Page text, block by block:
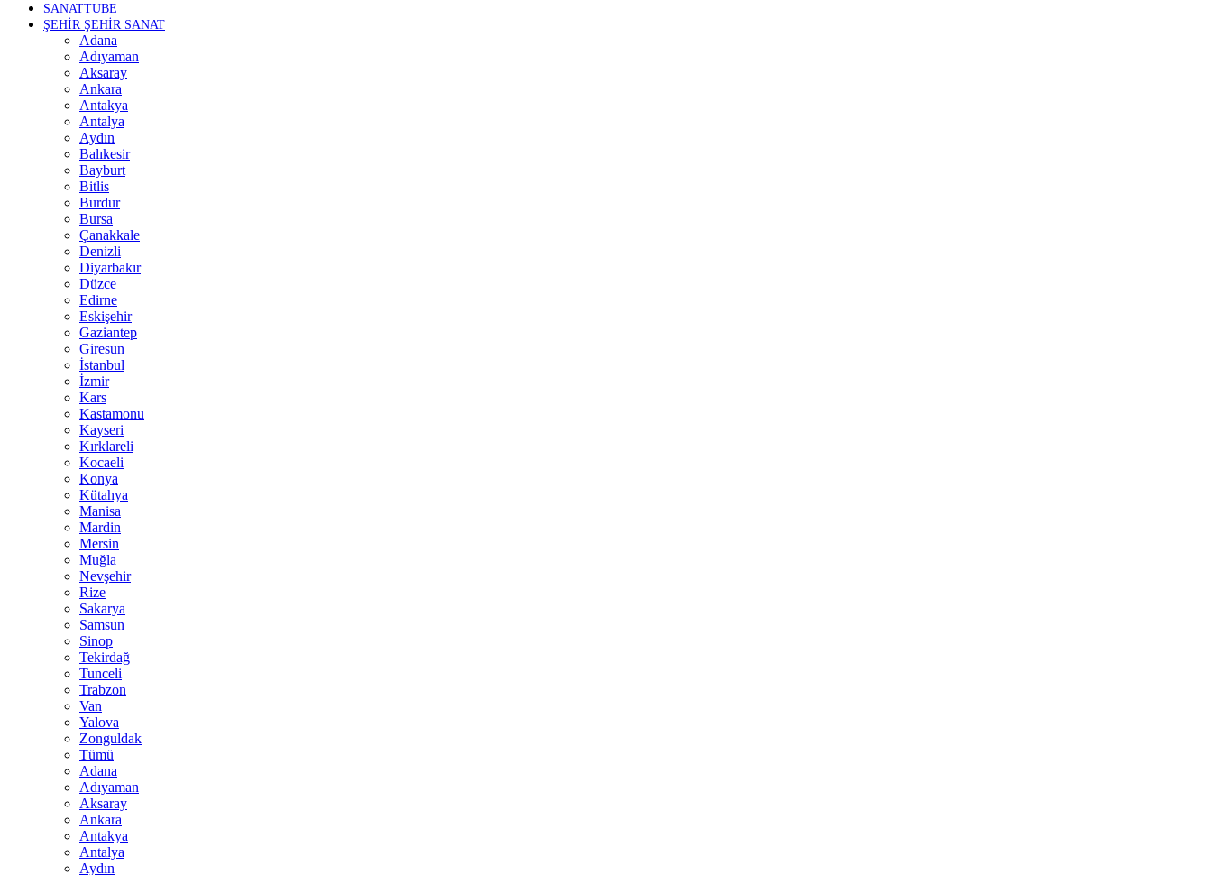
SANATTUBE
ŞEHİR ŞEHİR SANAT
Adana
Adıyaman
Aksaray
Ankara
Antakya
Antalya
Aydın
Balıkesir
Bayburt
Bitlis
Burdur
Bursa
Çanakkale
Denizli
Diyarbakır
Düzce
Edirne
Eskişehir
Gaziantep
Giresun
İstanbul
İzmir
Kars
Kastamonu
Kayseri
Kırklareli
Kocaeli
Konya
Kütahya
Manisa
Mardin
Mersin
Muğla
Nevşehir
Rize
Sakarya
Samsun
Sinop
Tekirdağ
Tunceli
Trabzon
Van
Yalova
Zonguldak
Tümü
Adana
Adıyaman
Aksaray
Ankara
Antakya
Antalya
Aydın